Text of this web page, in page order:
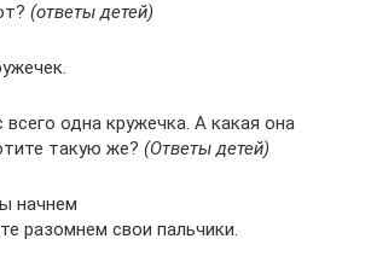
(ответы детей)
всего одна кружечка. А какая она
такую же? (Ответы детей)
начнем
разомнем свои пальчики.